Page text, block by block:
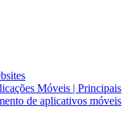
Móveis | Principais
de aplicativos móveis